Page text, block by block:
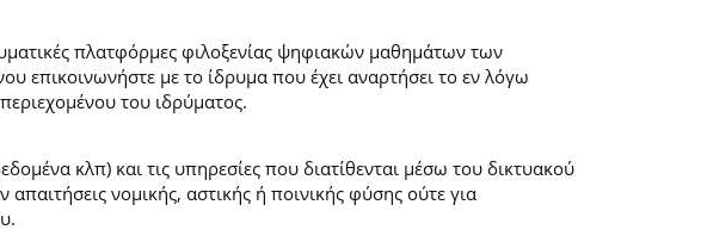
πλατφόρμες φιλοξενίας ψηφιακών μαθημάτων των
επικοινωνήστε με το ίδρυμα που έχει αναρτήσει το εν λόγω
του ιδρύματος.
κλπ) και τις υπηρεσίες που διατίθενται μέσω του δικτυακού
νομικής, αστικής ή ποινικής φύσης ούτε για